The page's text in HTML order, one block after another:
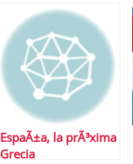
EspaÃ±a, la prÃ³xima
Grecia